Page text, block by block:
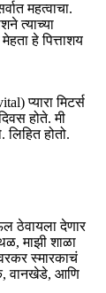
महत्वाचा.
त्याच्या
हे पित्ताशय
प्यारा मिटर्स
होते. मी
लिहित होतो.
ठेवायला देणार
माझी शाळा
स्मारकाचं
वानखेडे, आणि